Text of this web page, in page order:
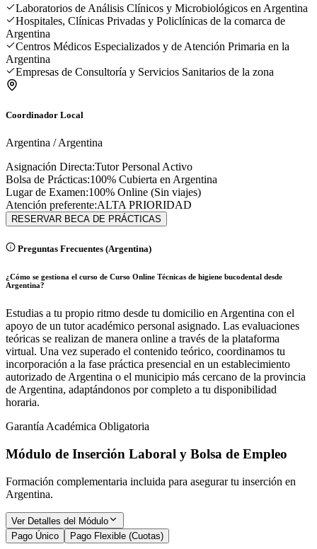
Laboratorios de Análisis Clínicos y Microbiológicos en Argentina
Hospitales, Clínicas Privadas y Policlínicas de la comarca de
Argentina
Centros Médicos Especializados y de Atención Primaria en la
Argentina
Empresas de Consultoría y Servicios Sanitarios de la zona
Coordinador Local
Argentina /Argentina
Asignación Directa:Tutor Personal Activo
Bolsa de Prácticas:100% Cubierta en Argentina
Lugar de Examen:100% Online (Sin viajes)
Atención preferente:ALTA PRIORIDAD
RESERVAR BECA DE PRÁCTICAS
Preguntas Frecuentes (Argentina)
¿Cómo se gestiona el curso de Curso Online Técnicas de higiene bucodental desde
Argentina?
Estudias a tu propio ritmo desde tu domicilio en Argentina con el
apoyo de un tutor académico personal asignado. Las evaluaciones
teóricas se realizan de manera online a través de la plataforma
virtual. Una vez superado el contenido teórico, coordinamos tu
incorporación a la fase práctica presencial en un establecimiento
autorizado de Argentina o el municipio más cercano de la provincia
de Argentina, adaptándonos por completo a tu disponibilidad
horaria.
Garantía Académica Obligatoria
Módulo de Inserción Laboral y Bolsa de Empleo
Formación complementaria incluida para asegurar tu inserción en
Argentina.
Ver Detalles del Módulo
Pago Único
Pago Flexible (Cuotas)